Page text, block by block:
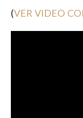
(VER VIDEO